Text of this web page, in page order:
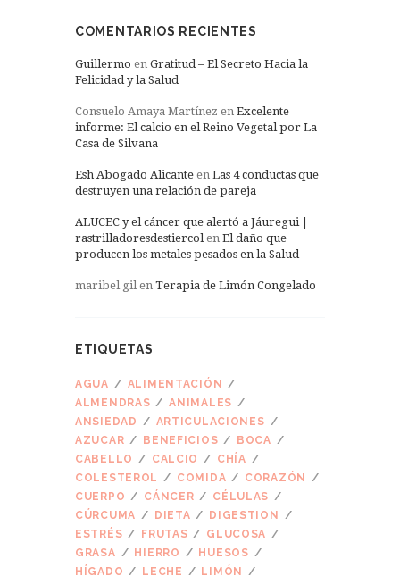
COMENTARIOS RECIENTES
Guillermo en Gratitud – El Secreto Hacia la
Felicidad y la Salud
Consuelo Amaya Martínez en Excelente
informe: El calcio en el Reino Vegetal por La
Casa de Silvana
Esh Abogado Alicante en Las 4 conductas que
destruyen una relación de pareja
ALUCEC y el cáncer que alertó a Jáuregui |
rastrilladoresdestiercolen El daño que
producen los metales pesados en la Salud
maribel gilen Terapia de Limón Congelado
ETIQUETAS
AGUA
ALIMENTACIÓN
ALMENDRAS
ANIMALES
ANSIEDAD
ARTICULACIONES
AZUCAR
BENEFICIOS
BOCA
CABELLO
CALCIO
CHÍA
COLESTEROL
COMIDA
CORAZÓN
CUERPO
CÁNCER
CÉLULAS
CÚRCUMA
DIETA
DIGESTION
ESTRÉS
FRUTAS
GLUCOSA
GRASA
HIERRO
HUESOS
HÍGADO
LECHE LIMÓN